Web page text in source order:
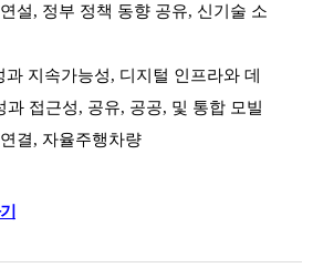
설, 정부 정책 동향 공유, 신기술 소
과 지속가능성, 디지털 인프라와 데
과 접근성, 공유, 공공, 및 통합 모빌
연결, 자율주행차량